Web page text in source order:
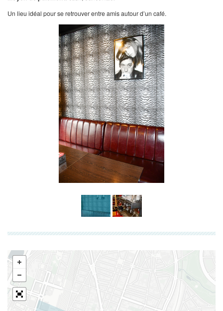
Un lieu idéal pour se retrouver entre amis autour d’un café.